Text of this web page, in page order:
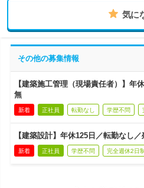
気に
その他の募集情報
【建築施工管理（現場責任者）】年
無
新着 正社員 転勤なし 学歴不問
【建築設計】年休125日／転勤なし
新着 正社員 学歴不問 完全週休2日制